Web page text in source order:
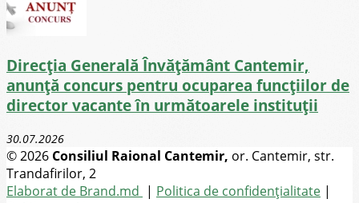
Direcţia Generală Învăţământ Cantemir,
anunță concurs pentru ocuparea funcţiilor de
director vacante în următoarele instituții
30.07.2026
© 2026 Consiliul Raional Cantemir, or. Cantemir, str.
Trandafirilor, 2
Elaborat de Brand.md | Politica de confidențialitate |